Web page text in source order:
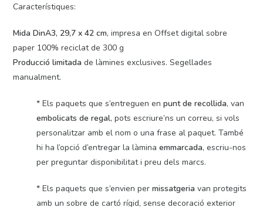
Característiques:
Mida DinA3, 29,7 x 42 cm, impresa en Offset digital sobre
paper 100% reciclat de 300 g
Producció limitada de làmines exclusives. Segellades
manualment.
* Els paquets que s’entreguen enpunt de recollida, van
embolicats de regal, pots escriure’ns un correu, si vols
personalitzar amb el nom o una frase al paquet. També
hi ha l’opció d’entregar la làminaemmarcada, escriu-nos
per preguntar disponibilitat i preu dels marcs.
* Els paquets que s’envien permissatgeria van protegits
amb un sobre de cartó rígid, sense decoració exterior